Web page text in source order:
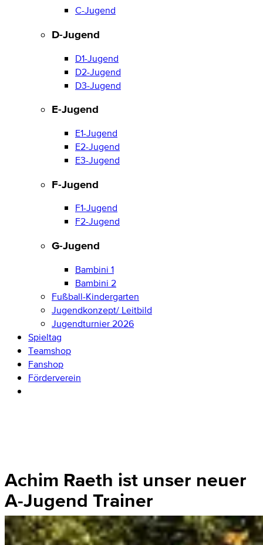
C-Jugend
D-Jugend
D1-Jugend
D2-Jugend
D3-Jugend
E-Jugend
E1-Jugend
E2-Jugend
E3-Jugend
F-Jugend
F1-Jugend
F2-Jugend
G-Jugend
Bambini 1
Bambini 2
Fußball-Kindergarten
Jugendkonzept/ Leitbild
Jugendturnier 2026
Spieltag
Teamshop
Fanshop
Förderverein
Achim Raeth ist unser neuer
A-Jugend Trainer